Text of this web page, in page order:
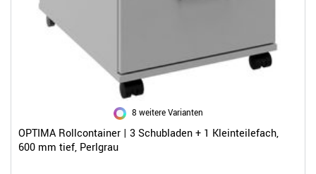
8 weitere Varianten
OPTIMA Rollcontainer | 3 Schubladen + 1 Kleinteilefach,
600 mm tief, Perlgrau